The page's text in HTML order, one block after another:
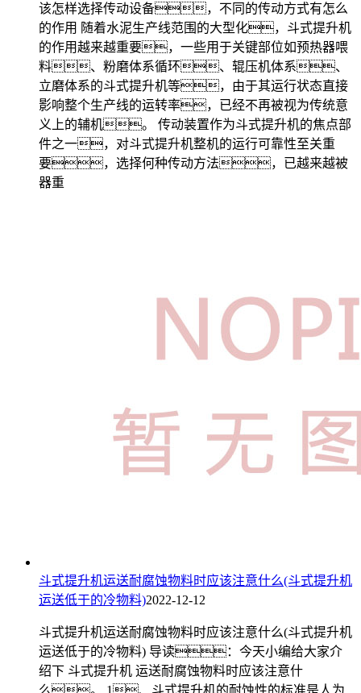
该怎样选择传动设备，不同的传动方式有怎么
的作用 随着水泥生产线范围的大型化，斗式提升机
的作用越来越重要，一些用于关键部位如预热器喂
料、粉磨体系循环、辊压机体系、
立磨体系的斗式提升机等，由于其运行状态直接
影响整个生产线的运转率，已经不再被视为传统意
义上的辅机。 传动装置作为斗式提升机的焦点部
件之一，对斗式提升机整机的运行可靠性至关重
要，选择何种传动方法，已越来越被
器重
斗式提升机运送耐腐蚀物料时应该注意什么(斗式提升机
运送低于的冷物料)2022-12-12
斗式提升机运送耐腐蚀物料时应该注意什么(斗式提升机
运送低于的冷物料) 导读：今天小编给大家介
绍下 斗式提升机 运送耐腐蚀物料时应该注意什
么。 1、斗式提升机的耐蚀性的标准是人为